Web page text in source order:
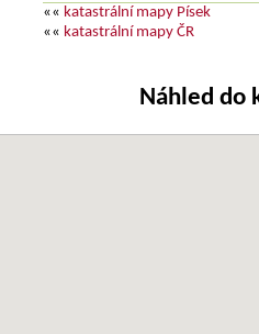
«« katastrální mapy Písek
«« katastrální mapy ČR
Náhled do